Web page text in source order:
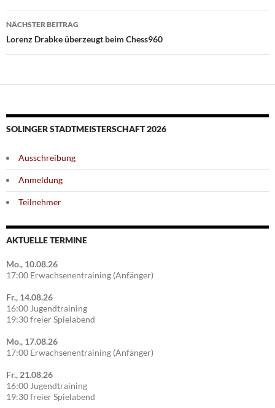
NÄCHSTER BEITRAG
Lorenz Drabke überzeugt beim Chess960
SOLINGER STADTMEISTERSCHAFT 2026
Ausschreibung
Anmeldung
Teilnehmer
AKTUELLE TERMINE
Mo., 10.08.26
17:00 Erwachsenentraining (Anfänger)
Fr., 14.08.26
16:00 Jugendtraining
19:30 freier Spielabend
Mo., 17.08.26
17:00 Erwachsenentraining (Anfänger)
Fr., 21.08.26
16:00 Jugendtraining
19:30 freier Spielabend